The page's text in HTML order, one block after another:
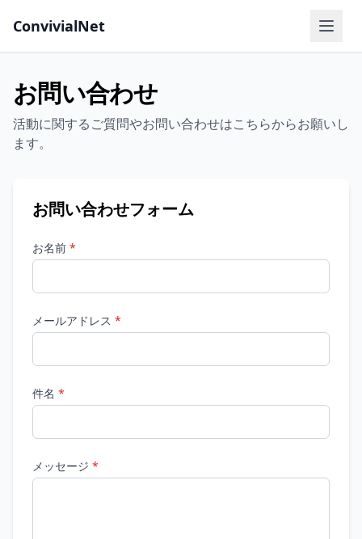
ConvivialNet
お問い合わせ
活動に関するご質問やお問い合わせはこちらからお願いし
ます。
お問い合わせフォーム
お名前 *
メールアドレス *
件名 *
メッセージ *